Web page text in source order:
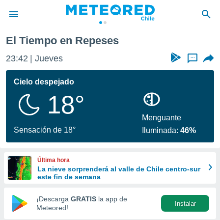
de
por
se
calidad.
a este
las
y
forma
digital
basada
El Tiempo en Repeses
23:42 Jueves ...
Cielo despejado
18°
Sensación de 18°
Menguante
Iluminada:46%
Última hora
La nieve sorprenderá al valle de Chile centro-sur
este fin de semana
¡Descarga GRATIS la app de
Meteored!
Instalar